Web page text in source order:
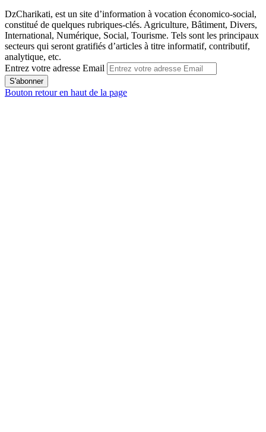
DzCharikati, est un site d’information à vocation économico-social,
constitué de quelques rubriques-clés. Agriculture, Bâtiment, Divers,
International, Numérique, Social, Tourisme. Tels sont les principaux
secteurs qui seront gratifiés d’articles à titre informatif, contributif,
analytique, etc.
Entrez votre adresse Email
Bouton retour en haut de la page